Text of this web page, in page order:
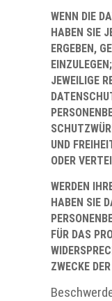
WENN DIE
HABEN SIE
ERGEBEN,
JEWEILIGE
UND
ODER
WERDEN
HABEN SIE
FÜR DAS
ZWECKE